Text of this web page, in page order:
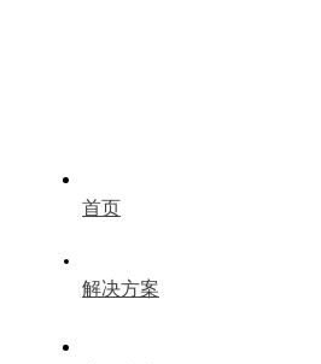
首页
解决方案